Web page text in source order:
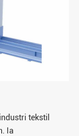
tekstil
Ia